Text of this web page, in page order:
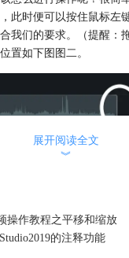
此时便可以按住鼠标左
我们的要求。（提醒：
置如下图图二。
图二：修剪的拖拽位置
动到需要剪切的地方，
少剪。按下键盘上的“s”
展开阅读全文
︾
操作教程之平移和缩放
的注释功能